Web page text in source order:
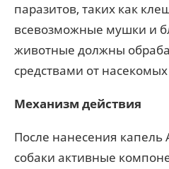
паразитов, таких как
всевозможные мушки и
животные должны
средствами от
Механизм действия
После нанесения капель
собаки активные